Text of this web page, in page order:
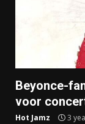
Beyonce-
voor
Hot Jamz 3